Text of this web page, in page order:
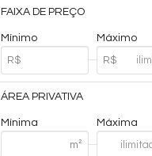
FAIXA DE PREÇO
Mínimo Máximo
ÁREA PRIVATIVA
Mínima Máxima